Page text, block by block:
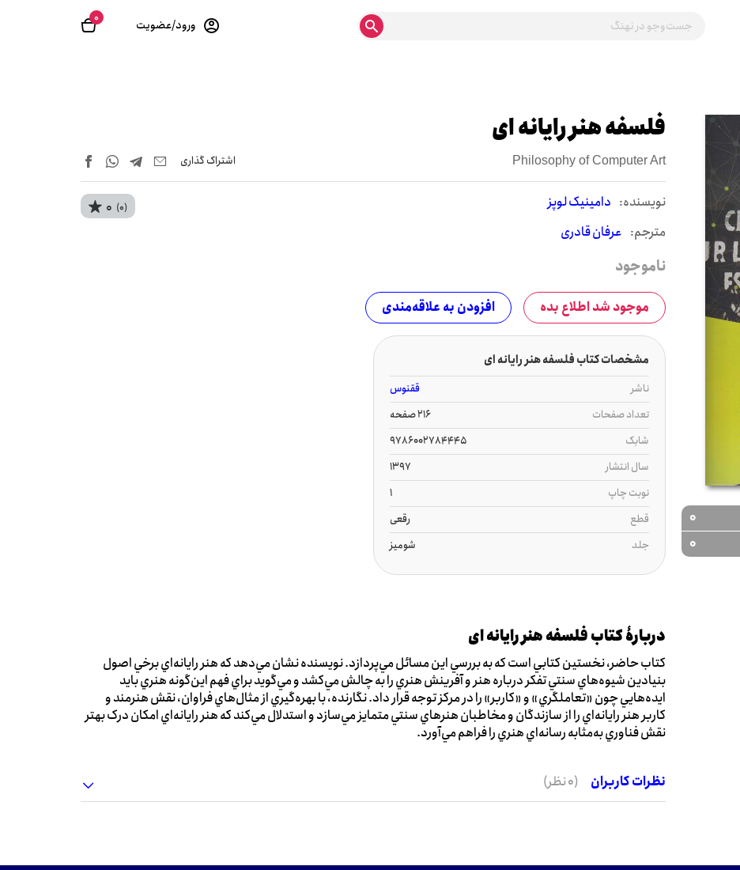
0 ورود/عضویت
0
0
فلسفه هنر رایانه ای
Philosophy of Computer Art اشتراک‌ گذاری
نويسنده: دامینیک لوپز
مترجم: عرفان قادری
0 (0)
ناموجود
موجود شد اطلاع بده افزودن به علاقه‌مندی
مشخصات کتاب فلسفه هنر رایانه ای
ناشر
ققنوس
تعداد صفحات
216 صفحه
شابک
9786002784445
سال انتشار
1397
نوبت چاپ
1
قطع
رقعی
جلد
شومیز
دربارۀ کتاب فلسفه هنر رایانه ای
کتاب حاضر، نخستين کتابي است که به بررسي اين مسائل مي‌پردازد. نويسنده نشان مي‌دهد که هنر رايانه‌اي برخي اصول
بنيادين شيوه‌هاي سنتي تفکر درباره هنر و آفرينش هنري را به چالش مي‌کشد و مي‌گويد براي فهم اين‌گونه هنري بايد
ايده‌هايي چون «تعاملگري» و «کاربر» را در مرکز توجه قرار داد. نگارنده، با بهره‌گيري از مثال‌هاي فراوان، نقش هنرمند و
کاربر هنر رايانه‌اي را از سازندگان و مخاطبان هنرهاي سنتي متمايز مي‌سازد و استدلال مي‌کند که هنر رايانه‌اي امکان درک بهتر
نقش فناوري به‌مثابه رسانه‌اي هنري را فراهم مي‌آورد.
نظرات کاربران (0 نظر)